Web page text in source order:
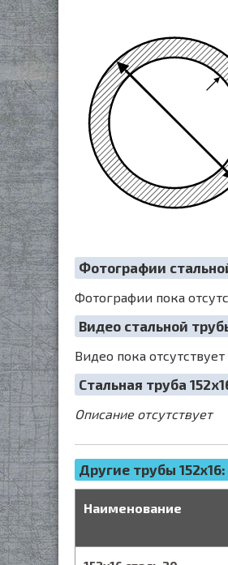
Фотографии
Фотографии пока
Видео стальной
Видео пока отсутствует
Cтальная труба
Описание отсутствует
Другие трубы 152x16:
Наименование